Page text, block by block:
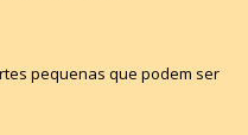
pequenas que podem ser